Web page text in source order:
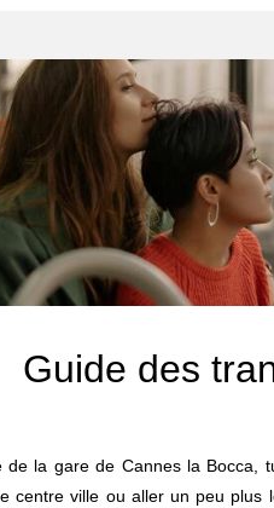
Guide des
de la gare de Cannes la Bocca,
centre ville ou aller un peu plus